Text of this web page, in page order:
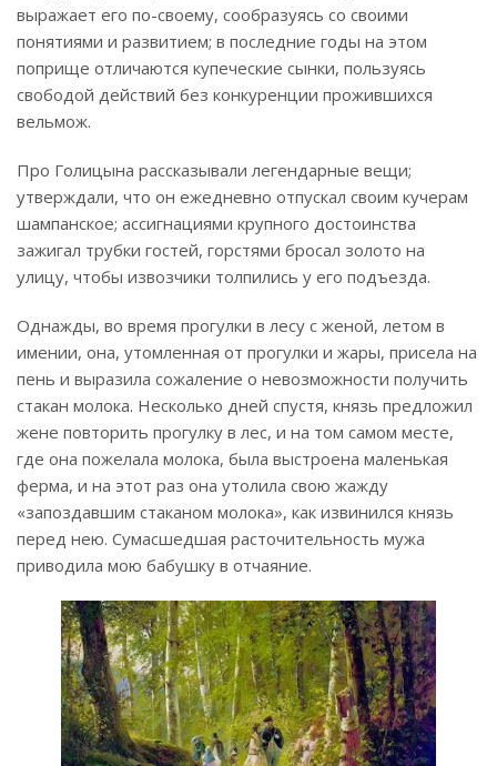
выражает его по-своему, сообразуясь со своими
понятиями и развитием; в последние годы на этом
поприще отличаются купеческие сынки, пользуясь
свободой действий без конкуренции прожившихся
вельмож.
Про Голицына рассказывали легендарные вещи;
утверждали, что он ежедневно отпускал своим кучерам
шампанское; ассигнациями крупного достоинства
зажигал трубки гостей, горстями бросал золото на
улицу, чтобы извозчики толпились у его подъезда.
Однажды, во время прогулки в лесу с женой, летом в
имении, она, утомленная от прогулки и жары, присела на
пень и выразила сожаление о невозможности получить
стакан молока. Несколько дней спустя, князь предложил
жене повторить прогулку в лес, и на том самом месте,
где она пожелала молока, была выстроена маленькая
ферма, и на этот раз она утолила свою жажду
«запоздавшим стаканом молока», как извинился князь
перед нею. Сумасшедшая расточительность мужа
приводила мою бабушку в отчаяние.